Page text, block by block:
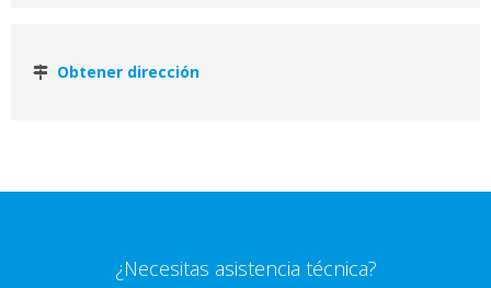
Obtener dirección
¿Necesitas asistencia técnica?